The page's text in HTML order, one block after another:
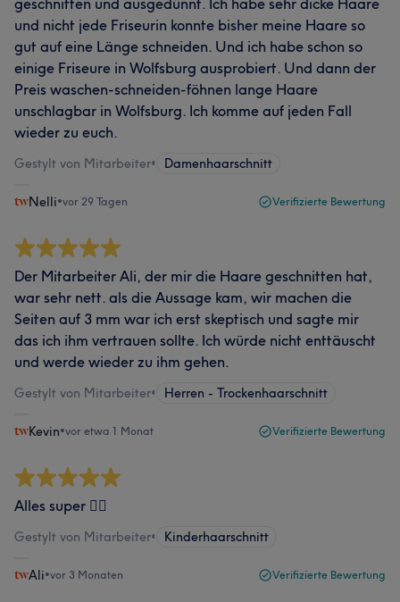
geschnitten und ausgedünnt. Ich habe sehr dicke Haare
und nicht jede Friseurin konnte bisher meine Haare so
gut auf eine Länge schneiden. Und ich habe schon so
einige Friseure in Wolfsburg ausprobiert. Und dann der
Preis waschen-schneiden-föhnen lange Haare
unschlagbar in Wolfsburg. Ich komme auf jeden Fall
wieder zu euch.
Gestylt von Mitarbeiter• Damenhaarschnitt
Nelli•vor 29 Tagen Verifizierte Bewertung
Der Mitarbeiter Ali, der mir die Haare geschnitten hat,
war sehr nett. als die Aussage kam, wir machen die
Seiten auf 3 mm war ich erst skeptisch und sagte mir
das ich ihm vertrauen sollte. Ich würde nicht enttäuscht
und werde wieder zu ihm gehen.
Gestylt von Mitarbeiter• Herren - Trockenhaarschnitt
Kevin•vor etwa 1 Monat Verifizierte Bewertung
Alles super 👍🏽
Gestylt von Mitarbeiter• Kinderhaarschnitt
Ali•vor 3 Monaten Verifizierte Bewertung